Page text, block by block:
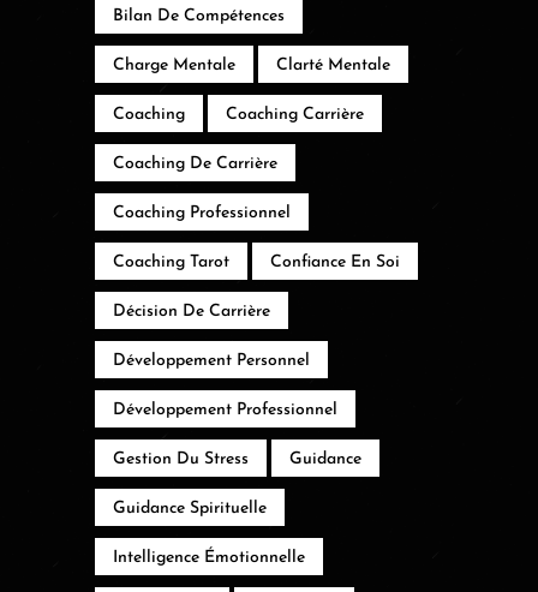
Bilan De Compétences
Charge Mentale Clarté Mentale
Coaching Coaching Carrière
Coaching De Carrière
Coaching Professionnel
Coaching Tarot Confiance En Soi
Décision De Carrière
Développement Personnel
Développement Professionnel
Gestion Du Stress Guidance
Guidance Spirituelle
Intelligence Émotionnelle